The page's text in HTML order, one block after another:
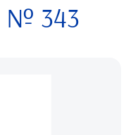
№ 343